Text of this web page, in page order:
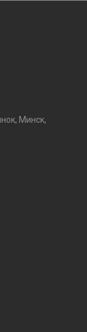
Минск,